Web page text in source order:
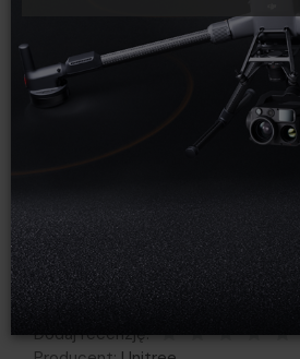
Robot
G1
Obserwuj produkt:
Dodaj recenzję: